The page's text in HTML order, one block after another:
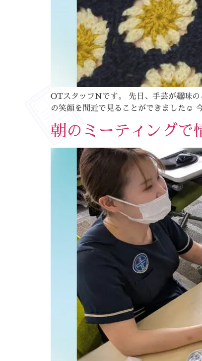
OTスタッフNです。 先日、手芸が趣味
の笑顔を間近で見ることができました☺
朝のミーティングで